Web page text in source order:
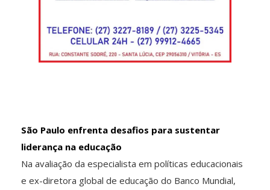
São Paulo enfrenta desafios para sustentar
liderança na educação
Na avaliação da especialista em políticas educacionais
e ex-diretora global de educação do Banco Mundial,